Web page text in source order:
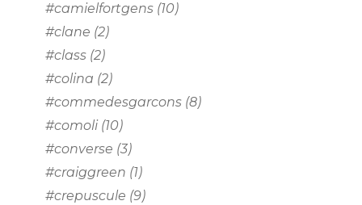
#camielfortgens (10)
#clane (2)
#class (2)
#colina (2)
#commedesgarcons (8)
#comoli (10)
#converse (3)
#craiggreen (1)
#crepuscule (9)